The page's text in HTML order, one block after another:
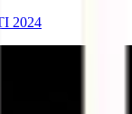
2024